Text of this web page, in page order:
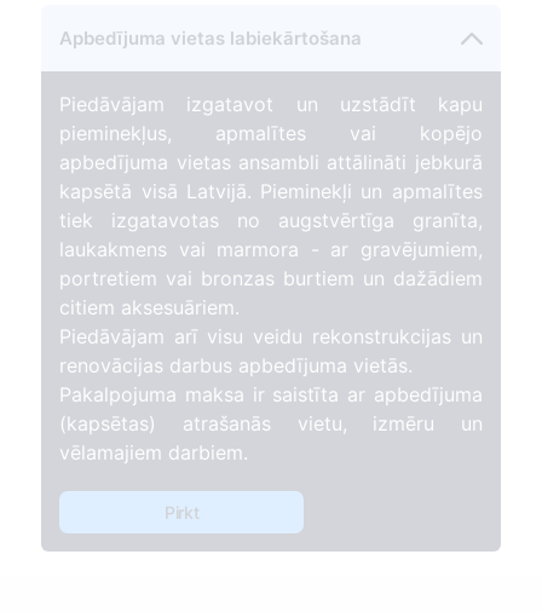
Apbedījuma vietas labiekārtošana
Piedāvājam izgatavot un uzstādīt kapu
pieminekļus, apmalītes vai kopējo
apbedījuma vietas ansambli attālināti jebkurā
kapsētā visā Latvijā. Pieminekļi un apmalītes
tiek izgatavotas no augstvērtīga granīta,
laukakmens vai marmora - ar gravējumiem,
portretiem vai bronzas burtiem un dažādiem
citiem aksesuāriem.
Piedāvājam arī visu veidu rekonstrukcijas un
renovācijas darbus apbedījuma vietās.
Pakalpojuma maksa ir saistīta ar apbedījuma
(kapsētas) atrašanās vietu, izmēru un
vēlamajiem darbiem.
Pirkt